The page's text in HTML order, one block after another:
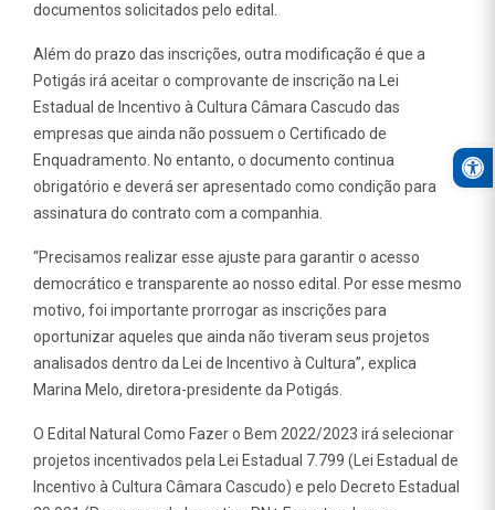
documentos solicitados pelo edital.
Além do prazo das inscrições, outra modificação é que a
Potigás irá aceitar o comprovante de inscrição na Lei
Estadual de Incentivo à Cultura Câmara Cascudo das
empresas que ainda não possuem o Certificado de
Enquadramento. No entanto, o documento continua
obrigatório e deverá ser apresentado como condição para
assinatura do contrato com a companhia.
“Precisamos realizar esse ajuste para garantir o acesso
democrático e transparente ao nosso edital. Por esse mesmo
motivo, foi importante prorrogar as inscrições para
oportunizar aqueles que ainda não tiveram seus projetos
analisados dentro da Lei de Incentivo à Cultura”, explica
Marina Melo, diretora-presidente da Potigás.
O Edital Natural Como Fazer o Bem 2022/2023 irá selecionar
projetos incentivados pela Lei Estadual 7.799 (Lei Estadual de
Incentivo à Cultura Câmara Cascudo) e pelo Decreto Estadual